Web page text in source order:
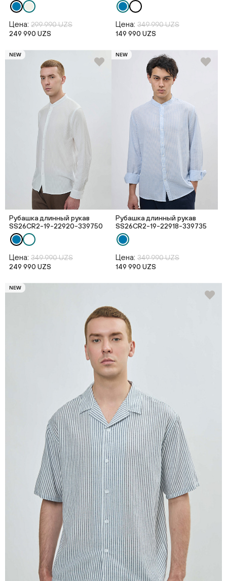
Цена: 299 990 UZS
249 990 UZS
Цена: 349 990 UZS
149 990 UZS
NEW
Рубашка длинный рукав
SS26CR2-19-22920-339750
Цена: 349 990 UZS
249 990 UZS
NEW
Рубашка длинный рукав
SS26CR2-19-22918-339735
Цена: 349 990 UZS
149 990 UZS
NEW